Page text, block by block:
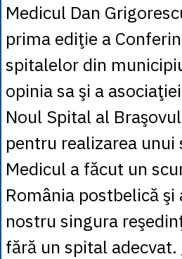
Medicul Dan
prima ediţie a
spitalelor din
opinia sa şi a
Noul Spital al
pentru realizarea unui
Medicul a făcut un
România postbelică
nostru singura
fără un spital adecvat.